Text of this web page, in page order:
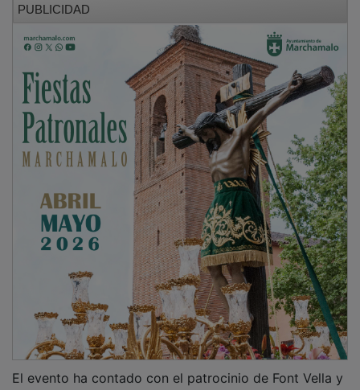
de la Diputación Provincial de Guadalajara, además